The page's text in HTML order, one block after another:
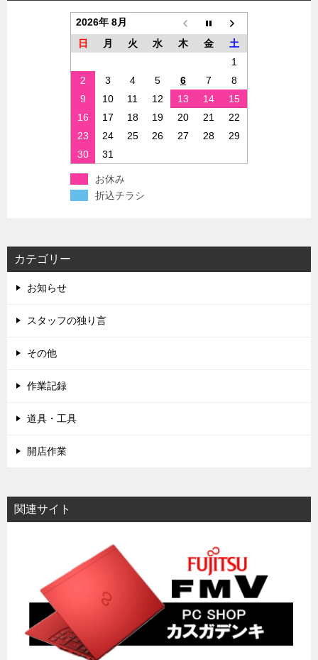
2026年 8月
日
月 火 水 木 金
土
1
2
3 4 5 6 7
8
9
10 11 12 13 14
15
16
17 18 19 20 21
22
23
24 25 26 27 28
29
30
31
お休み
折込チラシ
カテゴリー
お知らせ
スタッフの独り言
その他
作業記録
道具・工具
開店作業
関連サイト